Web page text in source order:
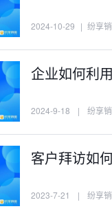
2024-10-29 | 纷享
企业如何利
2024-9-18 | 纷享
客户拜访如
2023-7-21 | 纷享